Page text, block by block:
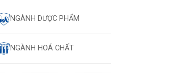
NGÀNH DƯỢC PHẨM
NGÀNH HOÁ CHẤT